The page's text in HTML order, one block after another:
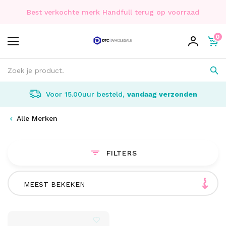
Best verkochte merk Handfull terug op voorraad
0
Voor 15.00uur besteld, vandaag verzonden
Alle Merken
FILTERS
MEEST BEKEKEN